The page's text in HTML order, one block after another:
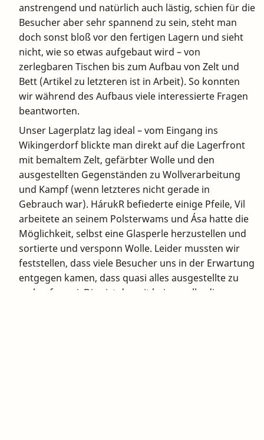
anstrengend und natürlich auch lästig, schien für die
Besucher aber sehr spannend zu sein, steht man
doch sonst bloß vor den fertigen Lagern und sieht
nicht, wie so etwas aufgebaut wird – von
zerlegbaren Tischen bis zum Aufbau von Zelt und
Bett (Artikel zu letzteren ist in Arbeit). So konnten
wir während des Aufbaus viele interessierte Fragen
beantworten.
Unser Lagerplatz lag ideal – vom Eingang ins
Wikingerdorf blickte man direkt auf die Lagerfront
mit bemaltem Zelt, gefärbter Wolle und den
ausgestellten Gegenständen zu Wollverarbeitung
und Kampf (wenn letzteres nicht gerade in
Gebrauch war). HárukR befiederte einige Pfeile, Vil
arbeitete an seinem Polsterwams und Ása hatte die
Möglichkeit, selbst eine Glasperle herzustellen und
sortierte und versponn Wolle. Leider mussten wir
feststellen, dass viele Besucher uns in der Erwartung
entgegen kamen, dass quasi alles ausgestellte zu
verkaufen sei. Dies ist derzeit bei uns allerdings